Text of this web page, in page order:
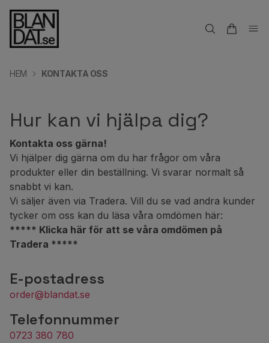
HEM KONTAKTA OSS
Hur kan vi hjälpa dig?
Kontakta oss gärna!
Vi hjälper dig gärna om du har frågor om våra
produkter eller din beställning. Vi svarar normalt så
snabbt vi kan.
Vi säljer även via Tradera. Vill du se vad andra kunder
tycker om oss kan du läsa våra omdömen här:
***** Klicka här för att se våra omdömen på
Tradera *****
E-postadress
order@blandat.se
Telefonnummer
0723 380 780